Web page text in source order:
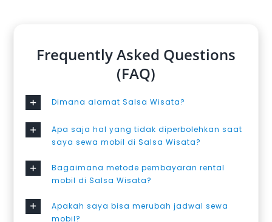
Frequently Asked Questions
(FAQ)
Dimana alamat Salsa Wisata?
Apa saja hal yang tidak diperbolehkan saat
saya sewa mobil di Salsa Wisata?
Bagaimana metode pembayaran rental
mobil di Salsa Wisata?
Apakah saya bisa merubah jadwal sewa
mobil?